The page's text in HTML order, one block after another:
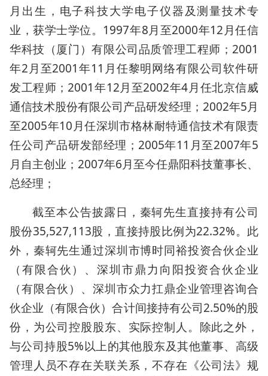
月出生，电子科技大学电子仪器及测量技术专
业，获学士学位。1997年8月至2000年12月任信
华科技（厦门）有限公司品质管理工程师；2001
年2月至2001年11月任黎明网络有限公司软件研
发工程师；2001年12月至2002年4月任北京信威
通信技术股份有限公司产品研发经理；2002年5月
至2005年10月任深圳市格林耐特通信技术有限责
任公司产品研发部经理；2005年11月至2007年5
月自主创业；2007年6月至今任鼎阳科技董事长、
总经理；
截至本公告披露日，秦轲先生直接持有公司
股份35,527,113股，直接持股比例为22.32%。此
外，秦轲先生通过深圳市博时同裕投资合伙企业
（有限合伙）、深圳市鼎力向阳投资合伙企业
（有限合伙）、深圳市众力扛鼎企业管理咨询合
伙企业（有限合伙）合计间接持有公司2.50%的股
份，为公司控股股东、实际控制人。除此之外，
与公司持股5%以上的其他股东及其他董事、高级
管理人员不存在关联关系，不存在《公司法》规